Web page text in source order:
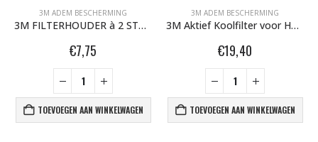
3M ADEM BESCHERMING
3M FILTERHOUDER à 2 STUKS 501
€7,75
TOEVOEGEN AAN WINKELWAGEN
3M ADEM BESCHERMING
3M Aktief Koolfilter voor Halfgelaatmasker set van 2 06911
€19,40
TOEVOEGEN AAN WINKELWAGEN